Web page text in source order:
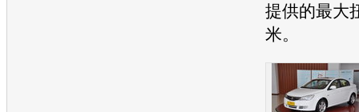
提供的最大
米。